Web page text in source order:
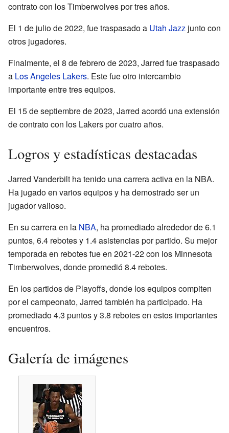
contrato con los Timberwolves por tres años.
El 1 de julio de 2022, fue traspasado a Utah Jazz junto con
otros jugadores.
Finalmente, el 8 de febrero de 2023, Jarred fue traspasado
a Los Angeles Lakers. Este fue otro intercambio
importante entre tres equipos.
El 15 de septiembre de 2023, Jarred acordó una extensión
de contrato con los Lakers por cuatro años.
Logros y estadísticas destacadas
Jarred Vanderbilt ha tenido una carrera activa en la NBA.
Ha jugado en varios equipos y ha demostrado ser un
jugador valioso.
En su carrera en la NBA, ha promediado alrededor de 6.1
puntos, 6.4 rebotes y 1.4 asistencias por partido. Su mejor
temporada en rebotes fue en 2021-22 con los Minnesota
Timberwolves, donde promedió 8.4 rebotes.
En los partidos de Playoffs, donde los equipos compiten
por el campeonato, Jarred también ha participado. Ha
promediado 4.3 puntos y 3.8 rebotes en estos importantes
encuentros.
Galería de imágenes